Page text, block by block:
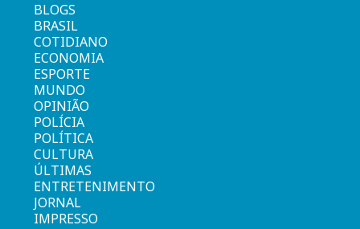
BLOGS
BRASIL
COTIDIANO
ECONOMIA
ESPORTE
MUNDO
OPINIÃO
POLÍCIA
POLÍTICA
CULTURA
ÚLTIMAS
ENTRETENIMENTO
JORNAL
IMPRESSO